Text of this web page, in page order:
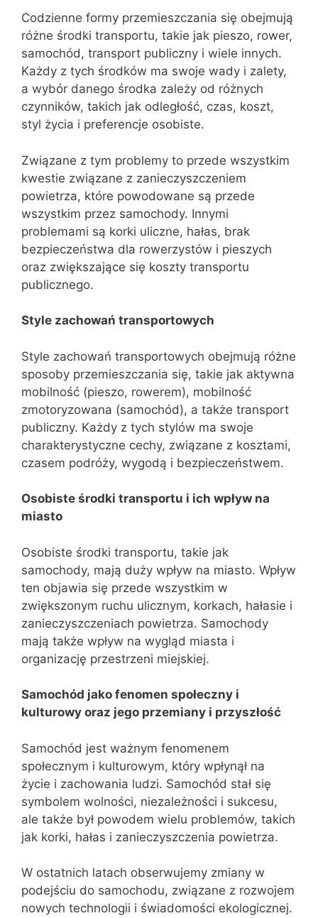
Codzienne formy przemieszczania się obejmują
różne środki transportu, takie jak pieszo, rower,
samochód, transport publiczny i wiele innych.
Każdy z tych środków ma swoje wady i zalety,
a wybór danego środka zależy od różnych
czynników, takich jak odległość, czas, koszt,
styl życia i preferencje osobiste.
Związane z tym problemy to przede wszystkim
kwestie związane z zanieczyszczeniem
powietrza, które powodowane są przede
wszystkim przez samochody. Innymi
problemami są korki uliczne, hałas, brak
bezpieczeństwa dla rowerzystów i pieszych
oraz zwiększające się koszty transportu
publicznego.
Style zachowań transportowych
Style zachowań transportowych obejmują różne
sposoby przemieszczania się, takie jak aktywna
mobilność (pieszo, rowerem), mobilność
zmotoryzowana (samochód), a także transport
publiczny. Każdy z tych stylów ma swoje
charakterystyczne cechy, związane z kosztami,
czasem podróży, wygodą i bezpieczeństwem.
Osobiste środki transportu i ich wpływ na
miasto
Osobiste środki transportu, takie jak
samochody, mają duży wpływ na miasto. Wpływ
ten objawia się przede wszystkim w
zwiększonym ruchu ulicznym, korkach, hałasie i
zanieczyszczeniach powietrza. Samochody
mają także wpływ na wygląd miasta i
organizację przestrzeni miejskiej.
Samochód jako fenomen społeczny i
kulturowy oraz jego przemiany i przyszłość
Samochód jest ważnym fenomenem
społecznym i kulturowym, który wpłynął na
życie i zachowania ludzi. Samochód stał się
symbolem wolności, niezależności i sukcesu,
ale także był powodem wielu problemów, takich
jak korki, hałas i zanieczyszczenia powietrza.
W ostatnich latach obserwujemy zmiany w
podejściu do samochodu, związane z rozwojem
nowych technologii i świadomości ekologicznej.